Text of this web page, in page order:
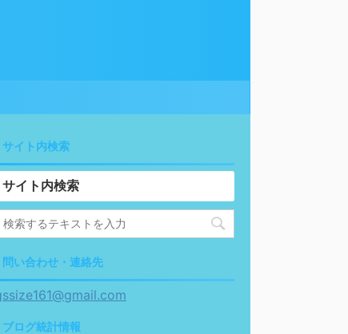
サイト内検索
サイト内検索
問い合わせ・連絡先
ブログ統計情報